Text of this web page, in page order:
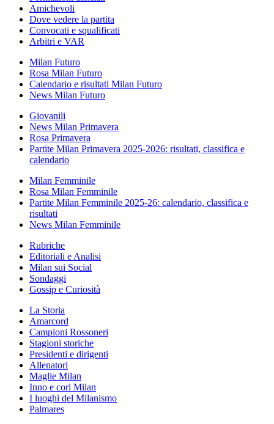
Amichevoli
Dove vedere la partita
Convocati e squalificati
Arbitri e VAR
Milan Futuro
Rosa Milan Futuro
Calendario e risultati Milan Futuro
News Milan Futuro
Giovanili
News Milan Primavera
Rosa Primavera
Partite Milan Primavera 2025-2026: risultati, classifica e
calendario
Milan Femminile
Rosa Milan Femminile
Partite Milan Femminile 2025-26: calendario, classifica e
risultati
News Milan Femminile
Rubriche
Editoriali e Analisi
Milan sui Social
Sondaggi
Gossip e Curiosità
La Storia
Amarcord
Campioni Rossoneri
Stagioni storiche
Presidenti e dirigenti
Allenatori
Maglie Milan
Inno e cori Milan
I luoghi del Milanismo
Palmares